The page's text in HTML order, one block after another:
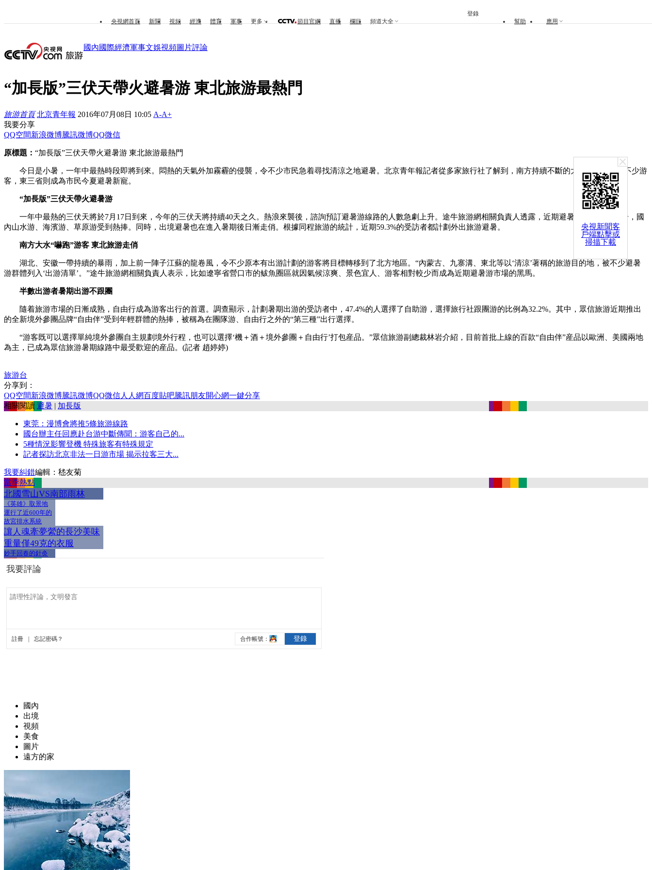
央視新聞客
戶端點擊或
掃描下載
央視網首頁 新聞 視頻 經濟 體育 軍事 更多 節目官網 直播 欄目 頻道大全 幫助 應用
登錄
國內國際經濟軍事文娛視頻圖片評論
“加長版”三伏天帶火避暑游 東北旅游最熱門
旅游首頁 北京青年報 2016年07月08日 10:05 A-A+
我要分享
QQ空間新浪微博騰訊微博QQ微信
原標題： “加長版”三伏天帶火避暑游 東北旅游最熱門
今日是小暑，一年中最熱時段即將到來。悶熱的天氣外加霧霾的侵襲，令不少市民急着尋找清涼之地避暑。北京青年報記者從多家旅行社了解到，南方持續不斷的大雨天“嚇跑”了不少游
客，東三省則成為市民今夏避暑新寵。
“加長版”三伏天帶火避暑游
一年中最熱的三伏天將於7月17日到來，今年的三伏天將持續40天之久。熱浪來襲後，諮詢預訂避暑游線路的人數急劇上升。途牛旅游網相關負責人透露，近期避暑游熱度快速飆升，國
內山水游、海濱游、草原游受到熱捧。同時，出境避暑也在進入暑期後日漸走俏。根據同程旅游的統計，近期59.3%的受訪者都計劃外出旅游避暑。
南方大水“嚇跑”游客 東北旅游走俏
湖北、安徽一帶持續的暴雨，加上前一陣子江蘇的龍卷風，令不少原本有出游計劃的游客將目標轉移到了北方地區。“內蒙古、九寨溝、東北等以‘清涼’著稱的旅游目的地，被不少避暑
游群體列入‘出游清單’。”途牛旅游網相關負責人表示，比如遼寧省營口市的鲅魚圈區就因氣候涼爽、景色宜人、游客相對較少而成為近期避暑游市場的黑馬。
半數出游者暑期出游不跟團
隨着旅游市場的日漸成熟，自由行成為游客出行的首選。調查顯示，計劃暑期出游的受訪者中，47.4%的人選擇了自助游，選擇旅行社跟團游的比例為32.2%。其中，眾信旅游近期推出
的全新境外參團品牌“自由伴”受到年輕群體的熱捧，被稱為在團隊游、自由行之外的“第三種”出行選擇。
“游客既可以選擇單純境外參團自主規劃境外行程，也可以選擇‘機＋酒＋境外參團＋自由行’打包産品。”眾信旅游副總裁林岩介紹，目前首批上線的百款“自由伴”産品以歐洲、美國兩地
為主，已成為眾信旅游暑期線路中最受歡迎的産品。(記者 趙婷婷)
旅游台
分享到：
QQ空間新浪微博騰訊微博QQ微信人人網百度貼吧騰訊朋友開心網一鍵分享
相關閱讀 避暑 | 加長版
東莞：漫博會將推5條旅游線路
國台辦主任回應赴台游中斷傳聞：游客自己的...
5種情況影響登機 特殊旅客有特殊規定
記者探訪北京非法一日游市場 揭示拉客三大...
我要糾錯編輯：嵇友菊
當季熱點
北國雪山VS南部雨林
《英雄》取景地
運行了近600年的
故宮排水系統
讓人魂牽夢縈的長沙美味
重量僅49克的衣服
妙手回春的針灸
國內
出境
視頻
美食
圖片
遠方的家